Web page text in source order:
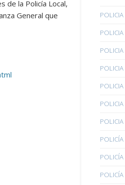
de la Policía Local,
General que